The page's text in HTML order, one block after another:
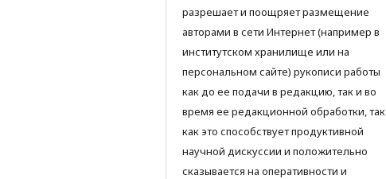
разрешает и поощряет размещение
авторами в сети Интернет (например в
институтском хранилище или на
персональном сайте) рукописи работы
как до ее подачи в редакцию, так и во
время ее редакционной обработки, так
как это способствует продуктивной
научной дискуссии и положительно
сказывается на оперативности и